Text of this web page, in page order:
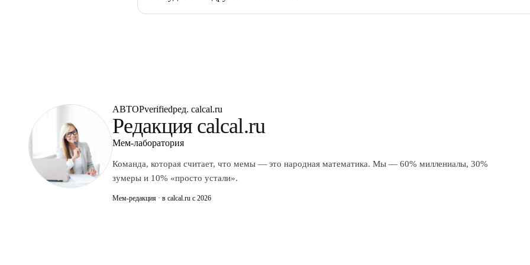
тип; 40–50% — гибрид.
АВТОРverifiedред. calcal.ru
Редакция calcal.ru
Мем-лаборатория
Команда, которая считает, что мемы — это народная математика. Мы — 60% миллениалы, 30%
зумеры и 10% «просто устали».
Мем-редакция · в calcal.ru с 2026